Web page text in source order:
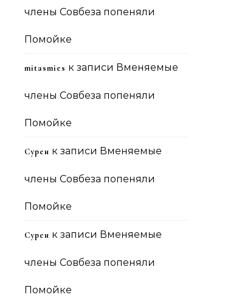
члены Совбеза попеняли
Помойке
mitasmies к записи Вменяемые
члены Совбеза попеняли
Помойке
Сурен к записи Вменяемые
члены Совбеза попеняли
Помойке
Сурен к записи Вменяемые
члены Совбеза попеняли
Помойке